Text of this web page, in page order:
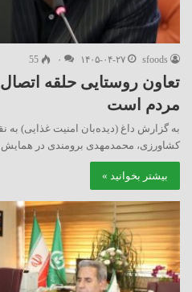
sfoods ۱۴۰۵-۰۴-۲۷ ۰ 55
تعاون روستایی حلقه اتصال
مردم است
به گزارش داغ (دیده‌بان امنیت غذایی) به
کشاورزی، محمدمهدی برومندی در
بیشتر بخوانید »